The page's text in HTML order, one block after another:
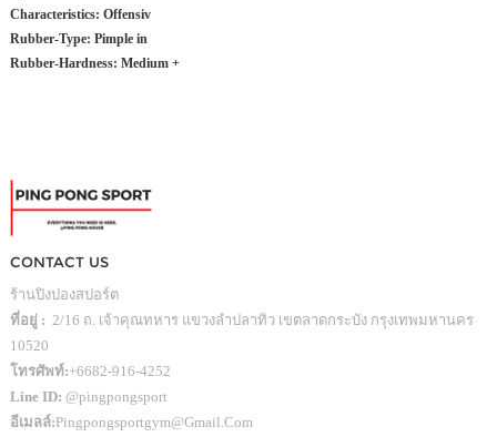
Characteristics: Offensiv
Rubber-Type: Pimple in
Rubber-Hardness: Medium +
CONTACT US
ร้านปิงปองสปอร์ต
ที่อยู่ : 2/16 ถ. เจ้าคุณทหาร แขวงลำปลาทิว เขตลาดกระบัง กรุงเทพมหานคร
10520
โทรศัพท์:+6682-916-4252
Line ID: @pingpongsport
อีเมลล์:Pingpongsportgym@gmail.com